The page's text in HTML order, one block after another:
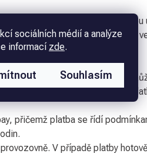
sociálních médií a analýze
informací zde.
Souhlasím
V případě rozporu mezi
bude vždy totožná s cenou
Zboží. Úhradu Celkové ceny
Objednávky. V případě
přičemž platba se řídí
V případě platby